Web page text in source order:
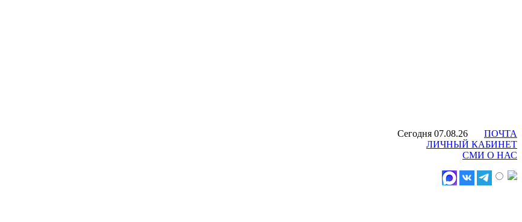
Сегодня 07.08.26
ПОЧТА
ЛИЧНЫЙ КАБИНЕТ
СМИ О НАС